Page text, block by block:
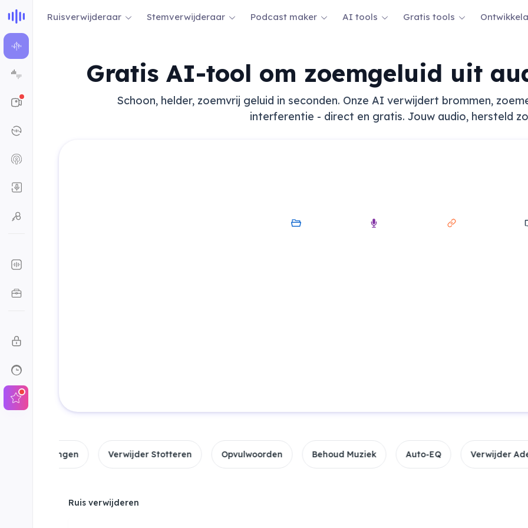
Ruisverwijderaar Stemverwijderaar Podcast maker AI tools Gratis tools
Gratis AI-tool om zoemgeluid uit
Schoon, helder, zoemvrij geluid in seconden. Onze AI verwijdert brommen,
interferentie - direct en gratis. Jouw audio, hersteld
Verwijder Stotteren Opvulwoorden Behoud Muziek Auto-EQ Verwijder Adem
Ruis verwijderen